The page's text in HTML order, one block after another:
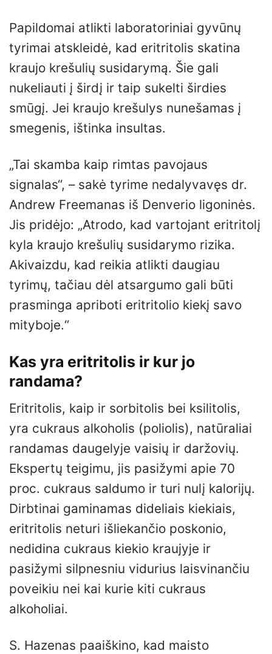
Papildomai atlikti laboratoriniai gyvūnų
tyrimai atskleidė, kad eritritolis skatina
kraujo krešulių susidarymą. Šie gali
nukeliauti į širdį ir taip sukelti širdies
smūgį. Jei kraujo krešulys nunešamas į
smegenis, ištinka insultas.
„Tai skamba kaip rimtas pavojaus
signalas“, – sakė tyrime nedalyvavęs dr.
Andrew Freemanas iš Denverio ligoninės.
Jis pridėjo: „Atrodo, kad vartojant eritritolį
kyla kraujo krešulių susidarymo rizika.
Akivaizdu, kad reikia atlikti daugiau
tyrimų, tačiau dėl atsargumo gali būti
prasminga apriboti eritritolio kiekį savo
mityboje.“
Kas yra eritritolis ir kur jo
randama?
Eritritolis, kaip ir sorbitolis bei ksilitolis,
yra cukraus alkoholis (poliolis), natūraliai
randamas daugelyje vaisių ir daržovių.
Ekspertų teigimu, jis pasižymi apie 70
proc. cukraus saldumo ir turi nulį kalorijų.
Dirbtinai gaminamas dideliais kiekiais,
eritritolis neturi išliekančio poskonio,
nedidina cukraus kiekio kraujyje ir
pasižymi silpnesniu vidurius laisvinančiu
poveikiu nei kai kurie kiti cukraus
alkoholiai.
S. Hazenas paaiškino, kad maisto